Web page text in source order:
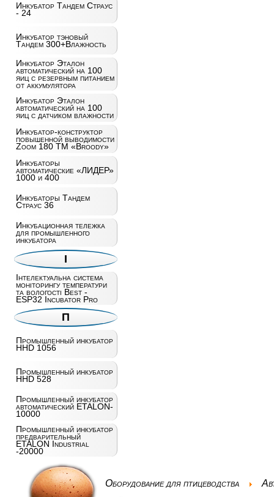
Инкубатор Тандем Страус
- 24
Инкубатор тэновый
Тандем 300+Влажность
Инкубатор Эталон
автоматический на 100
яиц c резервным питанием
от аккумулятора
Инкубатор Эталон
автоматический на 100
яиц с датчиком влажности
Инкубатор-конструктор
повышенной выводимости
Zoom 180 ТМ «Broody»
Инкубаторы
автоматические «ЛИДЕР»
1000 и 400
Инкубаторы Тандем
Страус 36
Инкубационная тележка
для промышленного
инкубатора
І
Інтелектуальна система
моніторингу температури
та вологості Best -
ESP32 Incubator Pro
П
Промышленный инкубатор
HHD 1056
Промышленный инкубатор
HHD 528
Промышленный инкубатор
автоматический ETALON-
10000
Промышленный инкубатор
предварительный
ETALON Industrial
-20000
Оборудование для птицеводства